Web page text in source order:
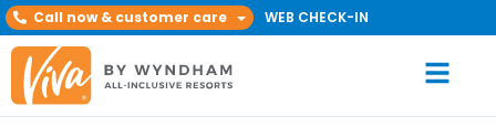
Call now & customer care WEB CHECK-IN